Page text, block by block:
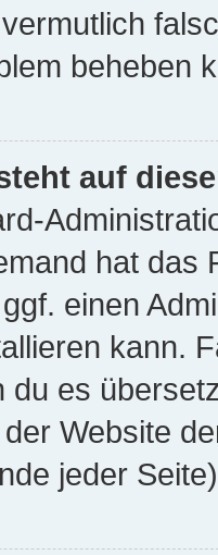
beheben
auf
hat das
einen
kann.
du es
Website
jeder